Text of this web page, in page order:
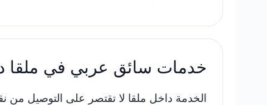
خدمات سائق عربي في ملقا
الخدمة داخل ملقا لا تقتصر على التوصيل